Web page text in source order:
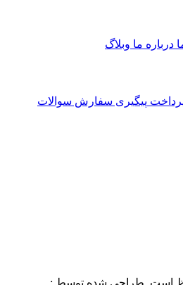
درباره ما وبلاگ
پیگیری سفارش سوالات
است. طراحی شده توسط :